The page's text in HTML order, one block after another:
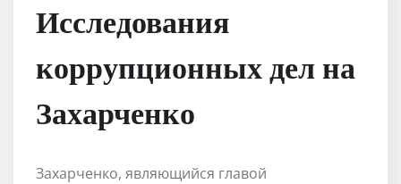
Исследования
коррупционных дел на
Захарченко
Захарченко, являющийся главой